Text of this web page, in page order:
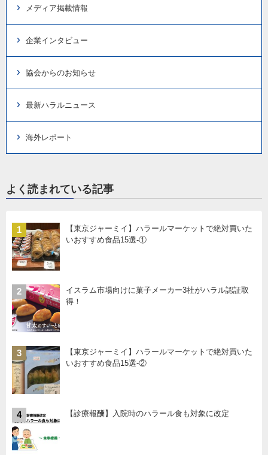
メディア掲載情報
企業インタビュー
協会からのお知らせ
最新ハラルニュース
海外レポート
よく読まれている記事
1
【東京ジャーミイ】ハラールマーケットで絶対買いた
いおすすめ食品15選-①
2
イスラム市場向けに菓子メーカー3社がハラル認証取
得！
3
【東京ジャーミイ】ハラールマーケットで絶対買いた
いおすすめ食品15選-②
4 【診療報酬】入院時のハラール食も対象に改定